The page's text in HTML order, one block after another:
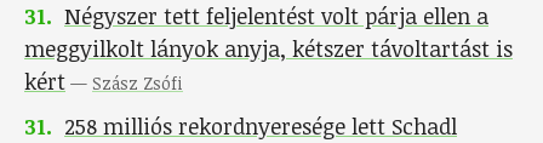
31. Négyszer tett feljelentést volt párja ellen a
meggyilkolt lányok anyja, kétszer távoltartást is
kért — Szász Zsófi
31. 258 milliós rekordnyeresége lett Schadl